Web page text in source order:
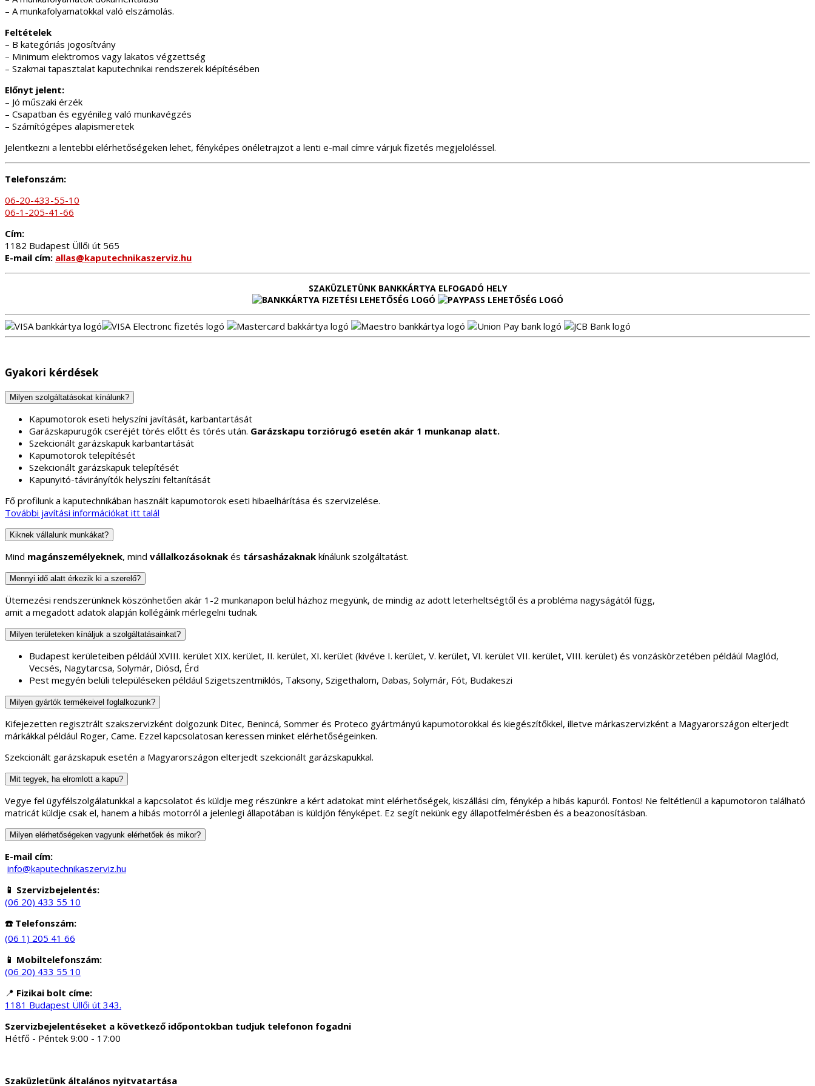
– A munkafolyamatokkal való elszámolás.
Feltételek
– B kategóriás jogosítvány
– Minimum elektromos vagy lakatos végzettség
– Szakmai tapasztalat kaputechnikai rendszerek kiépítésében
Előnyt jelent:
– Jó műszaki érzék
– Csapatban és egyénileg való munkavégzés
– Számítógépes alapismeretek
Jelentkezni a lentebbi elérhetőségeken lehet, fényképes önéletrajzot a lenti e-mail címre várjuk fizetés megjelöléssel.
Telefonszám:
06-20-433-55-10
06-1-205-41-66
Cím:
1182 Budapest Üllői út 565
E-mail cím: allas@kaputechnikaszerviz.hu
SZAKÜZLETÜNK BANKKÁRTYA ELFOGADÓ HELY
Gyakori kérdések
Milyen szolgáltatásokat kínálunk?
Kapumotorok eseti helyszíni javítását, karbantartását
Garázskapurugók cseréjét törés előtt és törés után. Garázskapu torziórugó esetén akár 1 munkanap alatt.
Szekcionált garázskapuk karbantartását
Kapumotorok telepítését
Szekcionált garázskapuk telepítését
Kapunyitó-távirányítók helyszíni feltanítását
Fő profilunk a kaputechnikában használt kapumotorok eseti hibaelhárítása és szervizelése.
További javítási információkat itt talál
Kiknek vállalunk munkákat?
Mind magánszemélyeknek, mind vállalkozásoknak és társasházaknak kínálunk szolgáltatást.
Mennyi idő alatt érkezik ki a szerelő?
Ütemezési rendszerünknek köszönhetően akár 1-2 munkanapon belül házhoz megyünk, de mindig az adott leterheltségtől és a probléma nagyságától függ,
amit a megadott adatok alapján kollégáink mérlegelni tudnak.
Milyen területeken kínáljuk a szolgáltatásainkat?
Budapest kerületeiben példáúl XVIII. kerület XIX. kerület, II. kerület, XI. kerület (kivéve I. kerület, V. kerület, VI. kerület VII. kerület, VIII. kerület) és vonzáskörzetében példáúl Maglód,
Vecsés, Nagytarcsa, Solymár, Diósd, Érd
Pest megyén belüli településeken például Szigetszentmiklós, Taksony, Szigethalom, Dabas, Solymár, Fót, Budakeszi
Milyen gyártók termékeivel foglalkozunk?
Kifejezetten regisztrált szakszervizként dolgozunk Ditec, Benincá, Sommer és Proteco gyártmányú kapumotorokkal és kiegészítőkkel, illetve márkaszervizként a Magyarországon elterjedt
márkákkal például Roger, Came. Ezzel kapcsolatosan keressen minket elérhetőségeinken.
Szekcionált garázskapuk esetén a Magyarországon elterjedt szekcionált garázskapukkal.
Mit tegyek, ha elromlott a kapu?
Vegye fel ügyfélszolgálatunkkal a kapcsolatot és küldje meg részünkre a kért adatokat mint elérhetőségek, kiszállási cím, fénykép a hibás kapuról. Fontos! Ne feltétlenül a kapumotoron található
matricát küldje csak el, hanem a hibás motorról a jelenlegi állapotában is küldjön fényképet. Ez segít nekünk egy állapotfelmérésben és a beazonosításban.
Milyen elérhetőségeken vagyunk elérhetőek és mikor?
E-mail cím:
info@kaputechnikaszerviz.hu
📱 Szervizbejelentés:
(06 20) 433 55 10
☎️ Telefonszám:
(06 1) 205 41 66
📱 Mobiltelefonszám:
(06 20) 433 55 10
📍 Fizikai bolt címe:
1181 Budapest Üllői út 343.
Szervizbejelentéseket a következő időpontokban tudjuk telefonon fogadni
Hétfő - Péntek 9:00 - 17:00
Szaküzletünk általános nyitvatartása